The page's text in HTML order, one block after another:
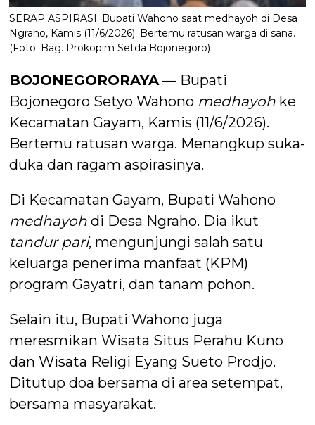
SERAP ASPIRASI: Bupati Wahono saat medhayoh di Desa
Ngraho, Kamis (11/6/2026). Bertemu ratusan warga di sana.
(Foto: Bag. Prokopim Setda Bojonegoro)
BOJONEGORORAYA — Bupati
Bojonegoro Setyo Wahono medhayoh ke
Kecamatan Gayam, Kamis (11/6/2026).
Bertemu ratusan warga. Menangkup suka-
duka dan ragam aspirasinya.
Di Kecamatan Gayam, Bupati Wahono
medhayoh di Desa Ngraho. Dia ikut
tandur pari, mengunjungi salah satu
keluarga penerima manfaat (KPM)
program Gayatri, dan tanam pohon.
Selain itu, Bupati Wahono juga
meresmikan Wisata Situs Perahu Kuno
dan Wisata Religi Eyang Sueto Prodjo.
Ditutup doa bersama di area setempat,
bersama masyarakat.